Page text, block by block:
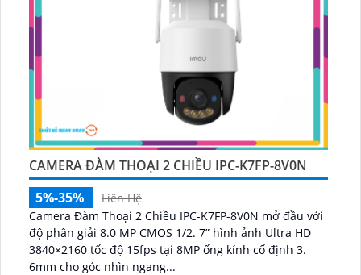
CAMERA ĐÀM THOẠI 2 CHIỀU IPC-K7FP-8V0N
5%-35%
Liên Hệ
Camera Đàm Thoại 2 Chiều IPC-K7FP-8V0N mở đầu với
độ phân giải 8.0 MP CMOS 1/2. 7” hình ảnh Ultra HD
3840×2160 tốc độ 15fps tại 8MP ống kính cố định 3.
6mm cho góc nhìn ngang...